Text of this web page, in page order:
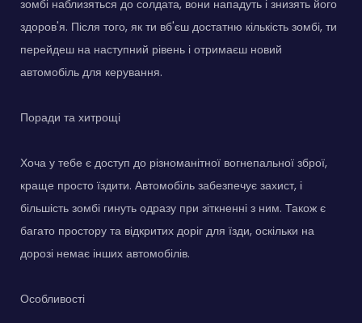
зомбі наблизяться до солдата, вони нападуть і знизять його
здоров'я. Після того, як ти вб'єш достатню кількість зомбі, ти
перейдеш на наступний рівень і отримаєш новий
автомобіль для керування.
Поради та хитрощі
Хоча у тебе є доступ до різноманітної вогнепальної зброї,
краще просто їздити. Автомобіль забезпечує захист, і
більшість зомбі гинуть одразу при зіткненні з ним. Також є
багато простору та відкритих доріг для їзди, оскільки на
дорозі немає інших автомобілів.
Особливості